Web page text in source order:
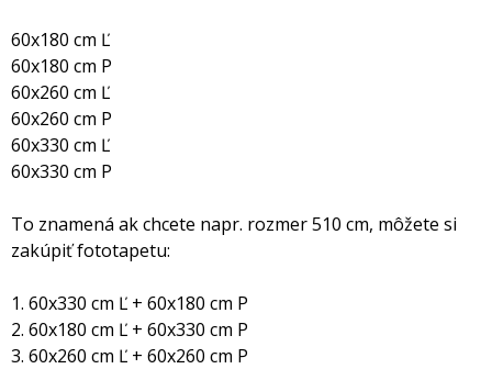
60x180 cm Ľ
60x180 cm P
60x260 cm Ľ
60x260 cm P
60x330 cm Ľ
60x330 cm P
To znamená ak chcete napr. rozmer 510 cm, môžete si
zakúpiť fototapetu:
1. 60x330 cm Ľ + 60x180 cm P
2. 60x180 cm Ľ + 60x330 cm P
3. 60x260 cm Ľ + 60x260 cm P